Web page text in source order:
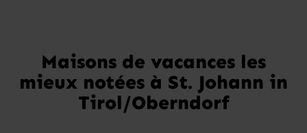
Maisons de vacances les
mieux notées à St. Johann in
Tirol/Oberndorf